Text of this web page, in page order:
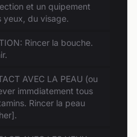
et un quipement
yeux, du visage.
Rincer la bouche.
AVEC LA PEAU (ou
immdiatement tous
Rincer la peau